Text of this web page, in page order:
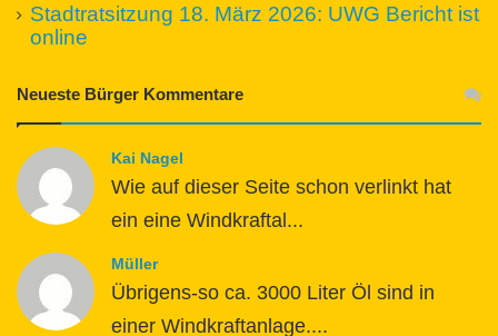
Stadtratsitzung 18. März 2026: UWG Bericht ist
online
Neueste Bürger Kommentare
Kai Nagel
Wie auf dieser Seite schon verlinkt hat
ein eine Windkraftal...
Müller
Übrigens-so ca. 3000 Liter Öl sind in
einer Windkraftanlage....